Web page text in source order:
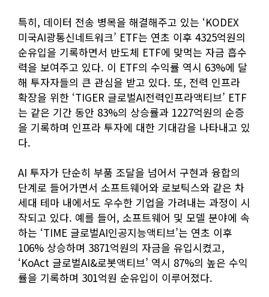
특히, 데이터 전송 병목을 해결해주고 있는 ‘KODEX
미국AI광통신네트워크’ ETF는 연초 이후 4325억원의
순유입을 기록하면서 반도체 ETF에 맞먹는 자금 흡수
력을 보여주고 있다. 이 ETF의 수익률 역시 63%에 달
해 투자자들의 큰 관심을 받고 있다. 또, 전력 인프라
확장을 위한 ‘TIGER 글로벌AI전력인프라액티브’ ETF
는 같은 기간 동안 83%의 상승률과 1227억원의 순증
을 기록하며 인프라 투자에 대한 기대감을 나타내고 있
다.
AI 투자가 단순히 부품 조달을 넘어서 구현과 융합의
단계로 들어가면서 소프트웨어와 로보틱스와 같은 차
세대 테마 내에서도 우수한 기업을 가려내는 과정이 시
작되고 있다. 예를 들어, 소프트웨어 및 모델 분야에 속
하는 ‘TIME 글로벌AI인공지능액티브’는 연초 이후
106% 상승하며 3871억원의 자금을 유입시켰고,
‘KoAct 글로벌AI&로봇액티브’ 역시 87%의 높은 수익
률을 기록하며 301억원 순유입이 이루어졌다.